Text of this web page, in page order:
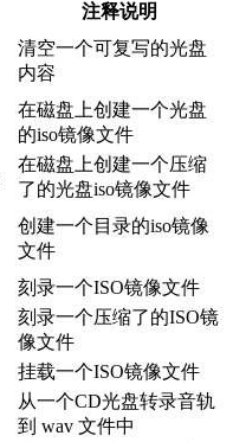
注释说明
清空一个可复写的光盘
内容
在磁盘上创建一个光盘
的iso镜像文件
在磁盘上创建一个压缩
了的光盘iso镜像文件
创建一个目录的iso镜像
文件
刻录一个ISO镜像文件
刻录一个压缩了的ISO镜
像文件
挂载一个ISO镜像文件
从一个CD光盘转录音轨
到 wav 文件中